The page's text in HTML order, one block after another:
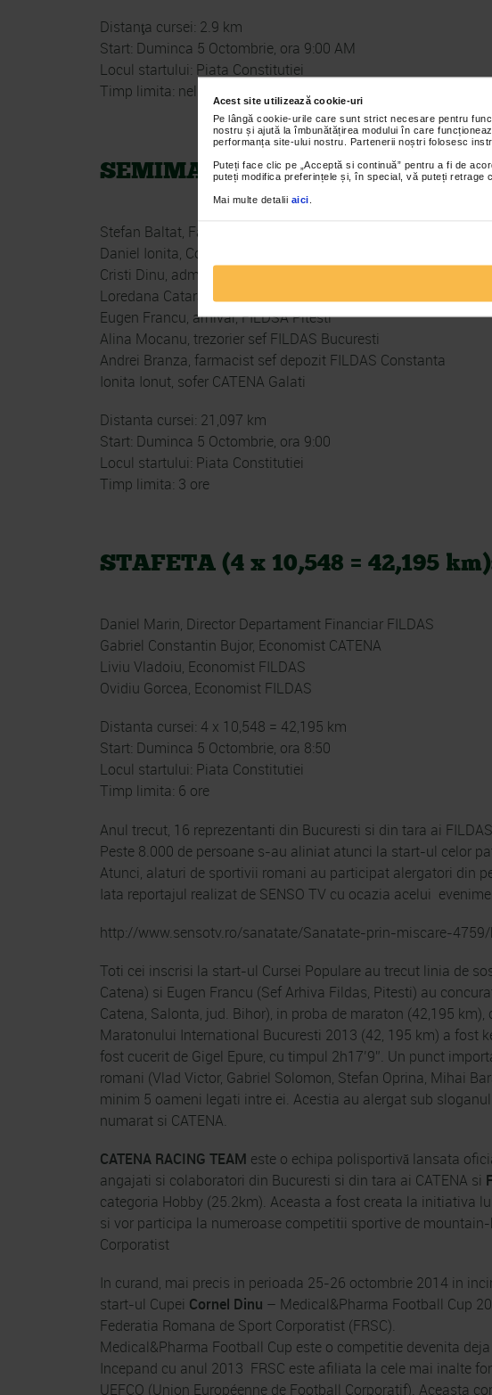
Acest site utilizează cookie-uri
Pe lângă cookie-urile care sunt strict necesare pentru
nostru și ajută la îmbunătățirea modului în care
performanța site-ului nostru. Partenerii noștri folosesc
Puteți face clic pe „Acceptă si continuă” pentru a fi de
puteți modifica preferințele și, în special, vă puteți retrage
Mai multe detalii aici
Distanţa cursei: 2.9 km
Start: Duminca 5 Octombrie, ora 9:00 AM
Locul startului: Piata Constitutiei
Timp limita: nelimitat
SEMIMARATHON (21,097 km):
Stefan Baltat, Farmacist Sef FILDAS Bucuresti
Daniel Ionita, Coordonator IT Hardware CATENA
Cristi Dinu, administrator retea IT FILDAS
Loredana Catarama, Operator Vanzari, FILDAS Galati
Eugen Francu, arhivar, FILDSA Pitesti
Alina Mocanu, trezorier sef FILDAS Bucuresti
Andrei Branza, farmacist sef depozit FILDAS Constanta
Ionita Ionut, sofer CATENA Galati
Distanta cursei: 21,097 km
Start: Duminca 5 Octombrie, ora 9:00
Locul startului: Piata Constitutiei
Timp limita: 3 ore
STAFETA (4 x 10,548 = 42,195
Daniel Marin, Director Departament Financiar FILDAS
Gabriel Constantin Bujor, Economist CATENA
Liviu Vladoiu, Economist FILDAS
Ovidiu Gorcea, Economist FILDAS
Distanta cursei: 4 x 10,548 = 42,195 km
Start: Duminca 5 Octombrie, ora 8:50
Locul startului: Piata Constitutiei
Timp limita: 6 ore
Anul trecut, 16 reprezentanti din Bucuresti si din tara ai
Peste 8.000 de persoane s-au aliniat atunci la start-ul celor
Atunci, alaturi de sportivii romani au participat alergatori din
Iata reportajul realizat de SENSO TV cu ocazia acelui
http://www.sensotv.ro/sanatate/Sanatate-prin-miscare-
Toti cei inscrisi la start-ul Cursei Populare au trecut linia de
Catena) si Eugen Francu (Sef Arhiva Fildas, Pitesti) au
Catena, Salonta, jud. Bihor), in proba de maraton (42,195
Maratonului International Bucuresti 2013 (42, 195 km) a fost
fost cucerit de Gigel Epure, cu timpul 2h17’9”. Un punct
romani (Vlad Victor, Gabriel Solomon, Stefan Oprina, Mihai
minim 5 oameni legati intre ei. Acestia au alergat sub
numarat si CATENA.
CATENA RACING TEAM este o echipa polisportivă lansata
angajati si colaboratori din Bucuresti si din tara ai CATENA si
categoria Hobby (25.2km). Aceasta a fost creata la initiativa
si vor participa la numeroase competitii sportive de
Corporatist
In curand, mai precis in perioada 25-26 octombrie 2014 in
start-ul Cupei Cornel Dinu – Medical&Pharma Football Cup
Federatia Romana de Sport Corporatist (FRSC).
Medical&Pharma Football Cup este o competitie devenita
Incepand cu anul 2013 FRSC este afiliata la cele mai inalte
UEFCO (Union Européenne de Football Corporatif). Aceasta